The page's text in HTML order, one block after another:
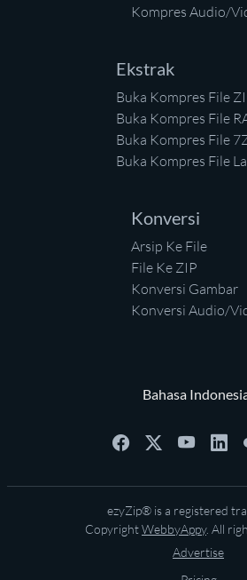
Kompres Audio/
Ekstrak
Buka Kompres File
Buka Kompres File
Buka Kompres File
Buka Kompres File
Konversi
Arsip Ke File
File Ke ZIP
Konversi Gambar
Konversi Audio/
Bahasa
ezyZip® is a registered
CopyrightWebbyAppy. All
Advertise